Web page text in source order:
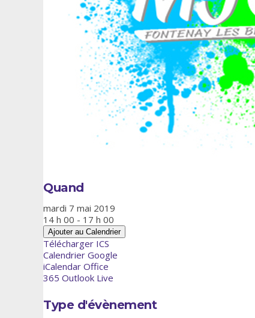
Quand
mardi 7 mai 2019
14 h 00 - 17 h 00
Ajouter au Calendrier
Télécharger ICS
Calendrier Google
iCalendar Office
365 Outlook Live
Type d'évènement